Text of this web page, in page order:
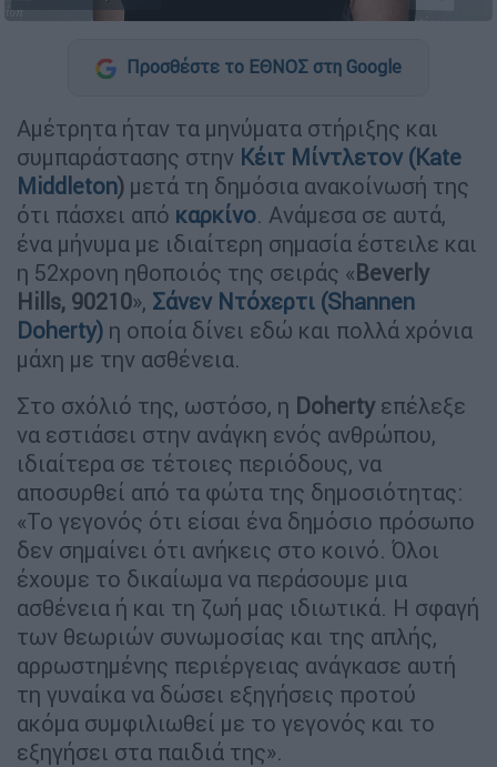
Προσθέστε το ΕΘΝΟΣ στη Google
Αμέτρητα ήταν τα μηνύματα στήριξης και
συμπαράστασης στην Κέιτ Μίντλετον (Kate
Middleton) μετά τη δημόσια ανακοίνωσή της
ότι πάσχει από καρκίνο. Ανάμεσα σε αυτά,
ένα μήνυμα με ιδιαίτερη σημασία έστειλε και
η 52χρονη ηθοποιός της σειράς «Beverly
Hills, 90210», Σάνεν Ντόχερτι (Shannen
Doherty) η οποία δίνει εδώ και πολλά χρόνια
μάχη με την ασθένεια.
Στο σχόλιό της, ωστόσο, η Doherty επέλεξε
να εστιάσει στην ανάγκη ενός ανθρώπου,
ιδιαίτερα σε τέτοιες περιόδους, να
αποσυρθεί από τα φώτα της δημοσιότητας:
«Το γεγονός ότι είσαι ένα δημόσιο πρόσωπο
δεν σημαίνει ότι ανήκεις στο κοινό. Όλοι
έχουμε το δικαίωμα να περάσουμε μια
ασθένεια ή και τη ζωή μας ιδιωτικά. Η σφαγή
των θεωριών συνωμοσίας και της απλής,
αρρωστημένης περιέργειας ανάγκασε αυτή
τη γυναίκα να δώσει εξηγήσεις προτού
ακόμα συμφιλιωθεί με το γεγονός και το
εξηγήσει στα παιδιά της».